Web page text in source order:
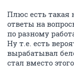
Плюс есть такая
ответы на
по разному
Ну т.е. есть
вырабатывал
стал вместо